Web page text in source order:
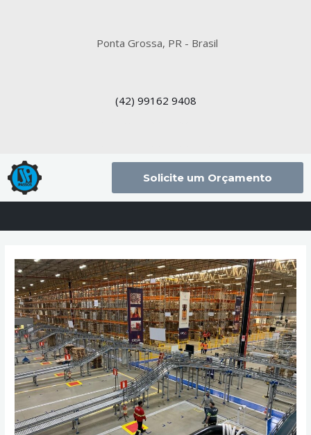
Ponta Grossa, PR - Brasil
(42) 99162 9408
Solicite um Orçamento